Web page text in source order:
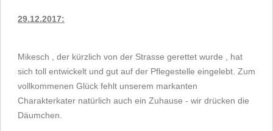
29.12.2017:
Mikesch , der kürzlich von der Strasse gerettet wurde , hat
sich toll entwickelt und gut auf der Pflegestelle eingelebt. Zum
vollkommenen Glück fehlt unserem markanten
Charakterkater natürlich auch ein Zuhause - wir drücken die
Däumchen.